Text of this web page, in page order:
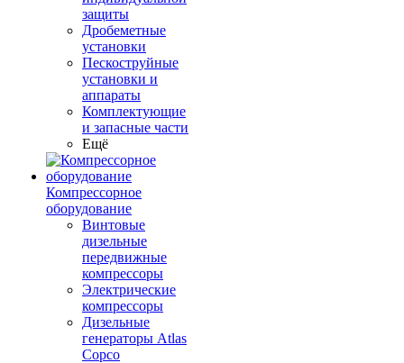
защиты
Дробеметные
установки
Пескоструйные
установки и
аппараты
Комплектующие
и запасные части
Ещё
Компрессорное
оборудование
Винтовые
дизельные
передвижные
компрессоры
Электрические
компрессоры
Дизельные
генераторы Atlas
Copco